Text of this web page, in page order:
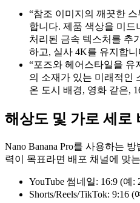
“참조 이미지의 깨끗한
합니다. 제품 색상을 미드
처리된 금속 텍스처를 추
하고, 실사 4K를 유지합니
“포즈와 헤어스타일을 유
의 소재가 있는 미래적인
온 도시 배경, 영화 같은,
해상도 및 가로 세로
Nano Banana Pro를 사용하는
력이 목표라면 배포 채널에 맞
YouTube 썸네일: 16:9 (예:
Shorts/Reels/TikTok: 9:16